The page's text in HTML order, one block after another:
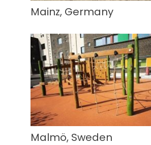
Mainz, Germany
Malmö, Sweden